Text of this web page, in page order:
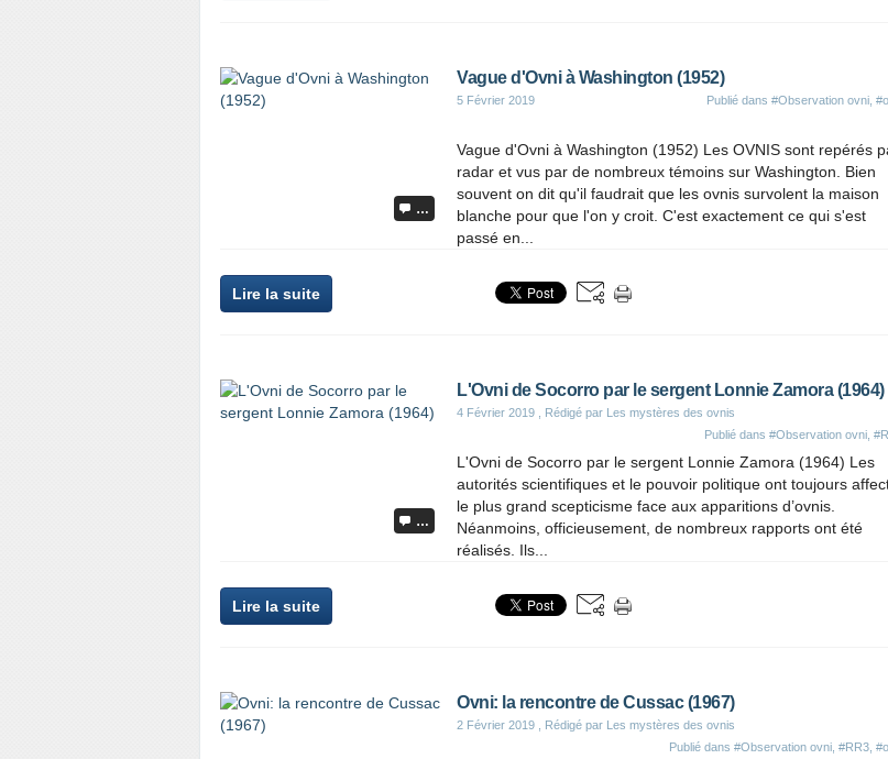
…
Vague d'Ovni à Washington (1952)
5 Février 2019 Publié dans #Observation ovni
Vague d'Ovni à Washington (1952) Les OVNIS sont repérés
radar et vus par de nombreux témoins sur Washington. Bien
souvent on dit qu'il faudrait que les ovnis survolent la maison
blanche pour que l'on y croit. C'est exactement ce qui s'est
passé en...
Lire la suite
…
L'Ovni de Socorro par le sergent Lonnie Zamora (1964)
4 Février 2019 , Rédigé par Les mystères des ovnis
Publié dans #Observation ovni
L'Ovni de Socorro par le sergent Lonnie Zamora (1964) Les
autorités scientifiques et le pouvoir politique ont toujours
le plus grand scepticisme face aux apparitions d’ovnis.
Néanmoins, officieusement, de nombreux rapports ont été
réalisés. Ils...
Lire la suite
Ovni: la rencontre de Cussac (1967)
2 Février 2019 , Rédigé par Les mystères des ovnis
Publié dans #Observation ovni #RR3